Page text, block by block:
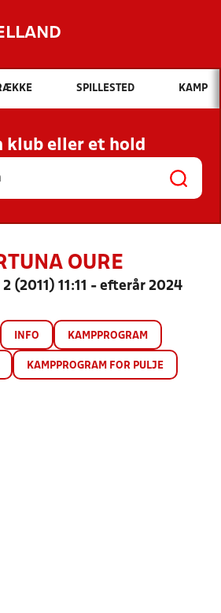
Hvad vil du søge efter?
INDHOLD OG NYHEDER
KLUBBER OG
HOLD
SPILLESTED KAMP
klub eller et hold
OURE
(2011) 11:11 - efterår 2024
INFO KAMPPROGRAM
KAMPPROGRAM FOR PULJE